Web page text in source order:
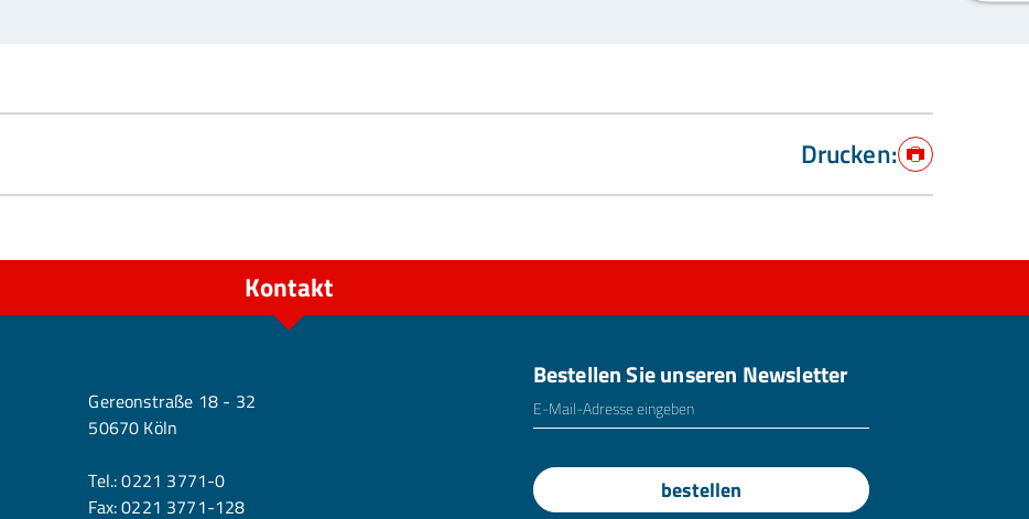
Drucken: Drucken
Kontakt
Gereonstraße 18 - 32
50670 Köln
Tel.:0221 3771-0
Fax: 0221 3771-128
Bestellen Sie unseren Newsletter
E-Mailadresse
bestellen